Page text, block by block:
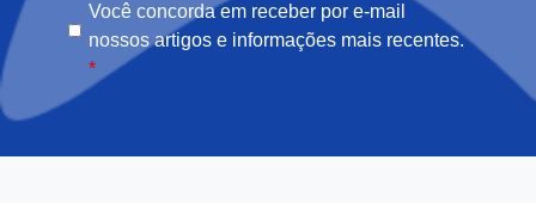
Você concorda em receber por e-mail
nossos artigos e informações mais recentes.
*